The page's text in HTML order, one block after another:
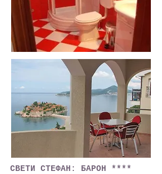
СВЕТИ СТЕФАН: БАРОН ****